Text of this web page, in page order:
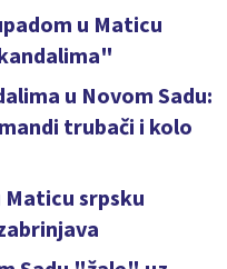
u Maticu
u Novom Sadu:
trubači i kolo
Maticu srpsku